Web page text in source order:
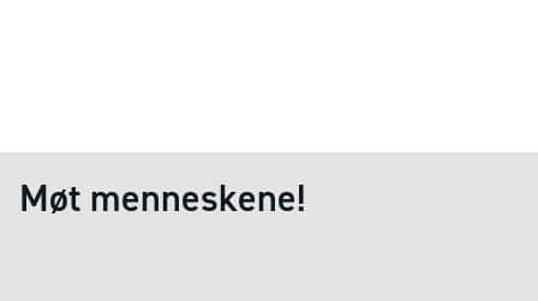
Møt menneskene!